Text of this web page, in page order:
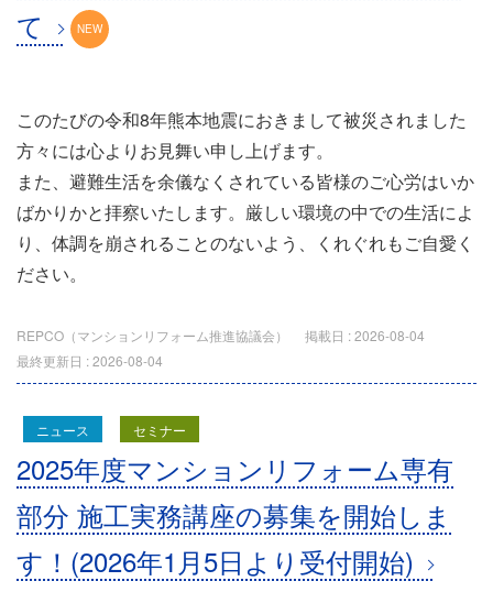
動
て
このたびの令和8年熊本地震におきまして被災されました
方々には心よりお見舞い申し上げます。
また、避難生活を余儀なくされている皆様のご心労はいか
ばかりかと拝察いたします。厳しい環境の中での生活によ
り、体調を崩されることのないよう、くれぐれもご自愛く
ださい。
REPCO（マンションリフォーム推進協議会） 掲載日 :2026-08-04
最終更新日 :2026-08-04
2025年度マンションリフォーム専有
部分 施工実務講座の募集を開始しま
す！(2026年1月5日より受付開始)
ニュース セミナー